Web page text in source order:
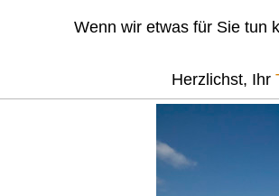
Wenn wir etwas für Sie tun
Herzlichst, Ihr